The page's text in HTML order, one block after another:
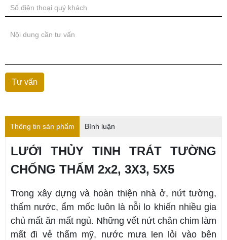
Thông tin sản phẩm Bình luận
LƯỚI THỦY TINH TRÁT TƯỜNG
CHỐNG THẤM 2x2, 3X3, 5X5
Trong xây dựng và hoàn thiện nhà ở, nứt tường,
thấm nước, ẩm mốc luôn là nỗi lo khiến nhiều gia
chủ mất ăn mất ngủ. Những vết nứt chân chim làm
mất đi vẻ thẩm mỹ, nước mưa len lỏi vào bên